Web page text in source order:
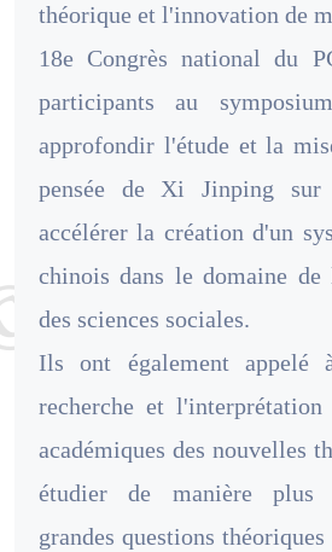
théorique et l'innovation de
18e Congrès national du
participants au
approfondir l'étude et la
pensée de Xi Jinping
accélérer la création d'un
chinois dans le domaine
des sciences sociales.
Ils ont également appelé
recherche et l'interprétation
académiques des nouvelles
étudier de manière plus
grandes questions